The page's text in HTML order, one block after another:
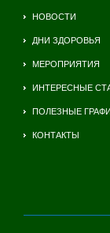
НОВОСТИ
ДНИ ЗДОРОВЬЯ
МЕРОПРИЯТИЯ
ИНТЕРЕСНЫЕ
ПОЛЕЗНЫЕ
КОНТАКТЫ